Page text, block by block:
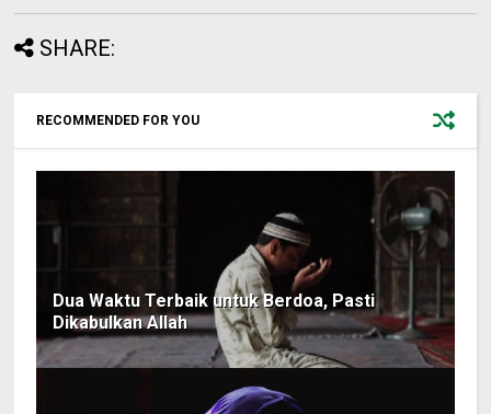
SHARE:
RECOMMENDED FOR YOU
Dua Waktu Terbaik untuk Berdoa, Pasti
Dikabulkan Allah